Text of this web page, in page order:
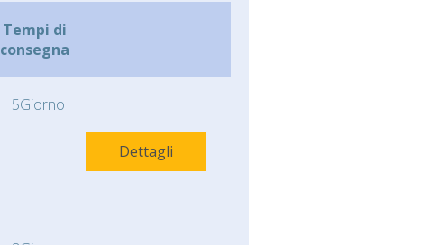
Tempi di
consegna
5Giorno
Dettagli